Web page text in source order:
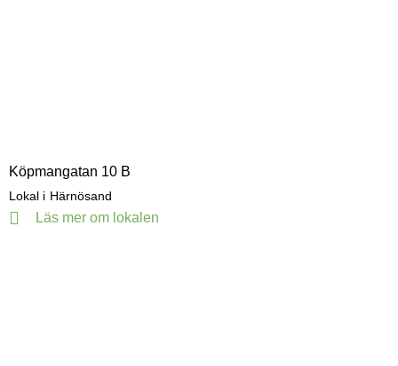
Köpmangatan 10 B
Lokal i Härnösand
Läs mer om lokalen